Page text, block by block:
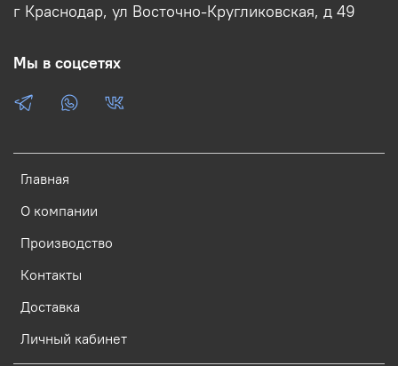
Главная
О компании
Производство
Контакты
Доставка
Личный кабинет
г Краснодар, ул Восточно-Кругликовская, д 49
Мы в соцсетях